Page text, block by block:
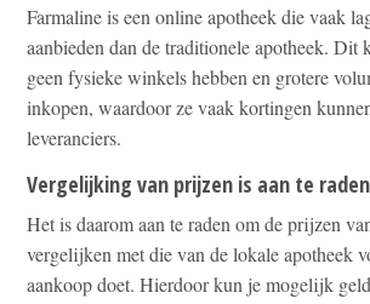
Farmaline is een online apotheek die vaak
aanbieden dan de traditionele apotheek. Dit
geen fysieke winkels hebben en grotere
inkopen, waardoor ze vaak kortingen
leveranciers.
Vergelijking van prijzen is aan te raden
Het is daarom aan te raden om de prijzen
vergelijken met die van de lokale apotheek
aankoop doet. Hierdoor kun je mogelijk